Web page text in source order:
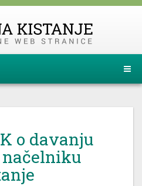
o davanju
načelniku